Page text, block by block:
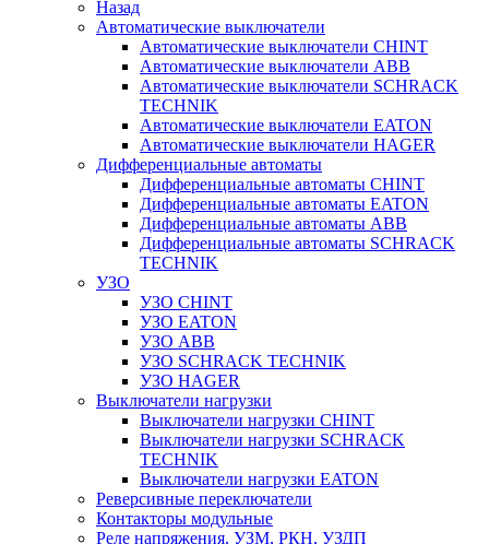
Назад
Автоматические выключатели
Автоматические выключатели CHINT
Автоматические выключатели ABB
Автоматические выключатели SCHRACK
TECHNIK
Автоматические выключатели EATON
Автоматические выключатели HAGER
Дифференциальные автоматы
Дифференциальные автоматы CHINT
Дифференциальные автоматы EATON
Дифференциальные автоматы ABB
Дифференциальные автоматы SCHRACK
TECHNIK
УЗО
УЗО CHINT
УЗО EATON
УЗО ABB
УЗО SCHRACK TECHNIK
УЗО HAGER
Выключатели нагрузки
Выключатели нагрузки CHINT
Выключатели нагрузки SCHRACK
TECHNIK
Выключатели нагрузки EATON
Реверсивные переключатели
Контакторы модульные
Реле напряжения, УЗМ, РКН, УЗДП